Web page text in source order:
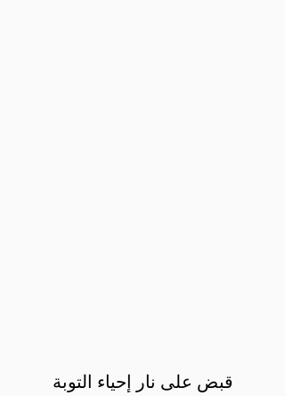
قبض على نار إحياء التوبة